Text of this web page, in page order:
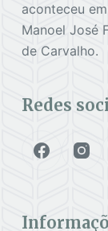
aconteceu
Manoel José
de Carvalho.
Redes